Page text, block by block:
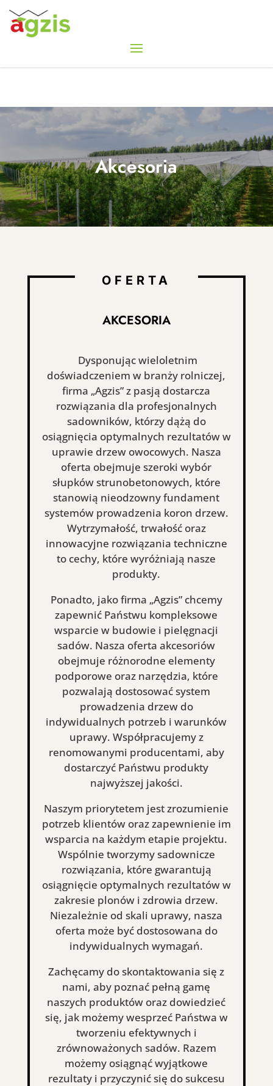
Akcesoria
OFERTA
AKCESORIA
Dysponując wieloletnim
doświadczeniem w branży rolniczej,
firma „Agzis” z pasją dostarcza
rozwiązania dla profesjonalnych
sadowników, którzy dążą do
osiągnięcia optymalnych rezultatów w
uprawie drzew owocowych. Nasza
oferta obejmuje szeroki wybór
słupków strunobetonowych, które
stanowią nieodzowny fundament
systemów prowadzenia koron drzew.
Wytrzymałość, trwałość oraz
innowacyjne rozwiązania techniczne
to cechy, które wyróżniają nasze
produkty.
Ponadto, jako firma „Agzis” chcemy
zapewnić Państwu kompleksowe
wsparcie w budowie i pielęgnacji
sadów. Nasza oferta akcesoriów
obejmuje różnorodne elementy
podporowe oraz narzędzia, które
pozwalają dostosować system
prowadzenia drzew do
indywidualnych potrzeb i warunków
uprawy. Współpracujemy z
renomowanymi producentami, aby
dostarczyć Państwu produkty
najwyższej jakości.
Naszym priorytetem jest zrozumienie
potrzeb klientów oraz zapewnienie im
wsparcia na każdym etapie projektu.
Wspólnie tworzymy sadownicze
rozwiązania, które gwarantują
osiągnięcie optymalnych rezultatów w
zakresie plonów i zdrowia drzew.
Niezależnie od skali uprawy, nasza
oferta może być dostosowana do
indywidualnych wymagań.
Zachęcamy do skontaktowania się z
nami, aby poznać pełną gamę
naszych produktów oraz dowiedzieć
się, jak możemy wesprzeć Państwa w
tworzeniu efektywnych i
zrównoważonych sadów. Razem
możemy osiągnąć wyjątkowe
rezultaty i przyczynić się do sukcesu